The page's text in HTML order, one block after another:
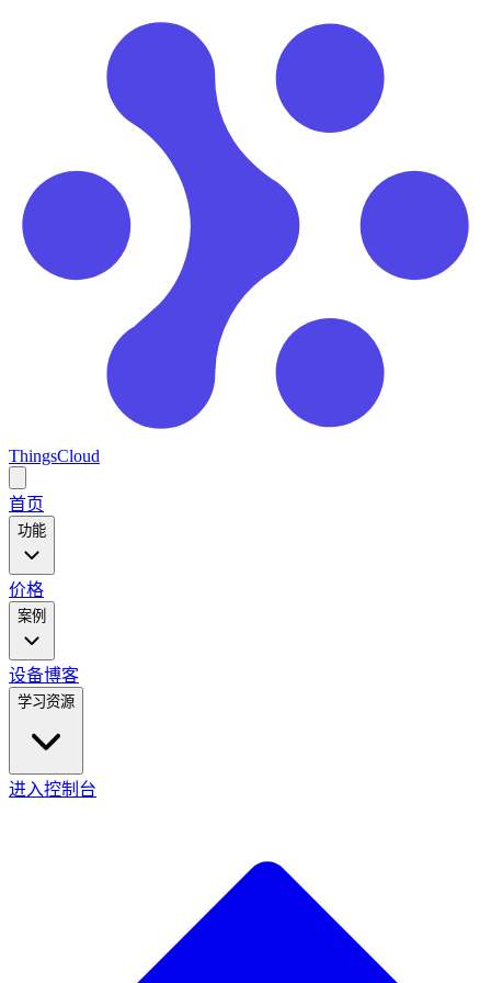
ThingsCloud
main
menu
首页
功能
价格
案例
设备博客
学习资源
进入控制台